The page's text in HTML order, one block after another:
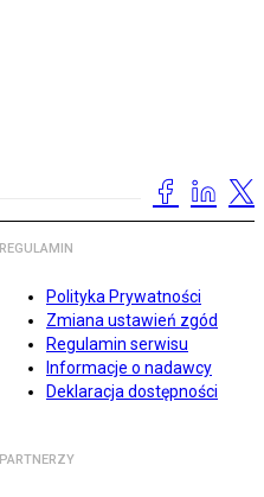
REGULAMIN
Polityka Prywatności
Zmiana ustawień zgód
Regulamin serwisu
Informacje o nadawcy
Deklaracja dostępności
PARTNERZY